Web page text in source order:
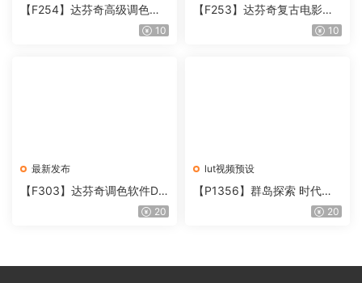
【F254】达芬奇高级调色插
件 Contour V2.2.2 WinMac10
【F253】达芬奇复古电影胶
片质感DCTL节点调色预设 M
10
最新发布
【F303】达芬奇调色软件Da
Vinci Resolve Studio21.0.320
lut视频预设
【P1356】群岛探索 时代马
戏团 – QUEST 60 调色预设A
20